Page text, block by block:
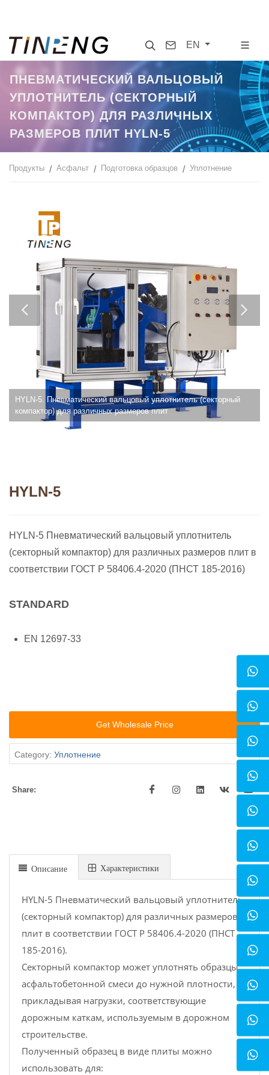
SearchContact
EN
ПНЕВМАТИЧЕСКИЙ ВАЛЬЦОВЫЙ
УПЛОТНИТЕЛЬ (СЕКТОРНЫЙ
КОМПАКТОР) ДЛЯ РАЗЛИЧНЫХ
РАЗМЕРОВ ПЛИТ HYLN-5
Продукты Асфальт Подготовка образцов Уплотнение
HYLN-5. Пневматический вальцовый уплотнитель (секторный
компактор) для различных размеров плит
HYLN-5
HYLN-5 Пневматический вальцовый уплотнитель
(секторный компактор) для различных размеров плит в
соответствии ГОСТ Р 58406.4-2020 (ПНСТ 185-2016)
STANDARD
EN 12697-33
Get Wholesale Price
Category: Уплотнение
Share:
Описание Xарактеристики
HYLN-5 Пневматический вальцовый уплотнитель
(секторный компактор) для различных размеров
плит в соответствии ГОСТ Р 58406.4-2020 (ПНСТ
185-2016).
Секторный компактор может уплотнять образцы
асфальтобетонной смеси до нужной плотности,
прикладывая нагрузки, соответствующие
дорожным каткам, используемым в дорожном
строительстве.
Полученный образец в виде плиты можно
использовать для: